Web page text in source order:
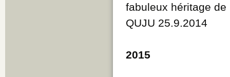
fabuleux héritage
QUJU 25.9.2014
2015